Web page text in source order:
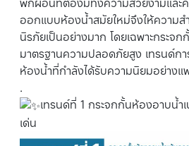
ออกแบบห้องน้ำสมัยใหม่จึงให้ความส
นิรภัยเป็นอย่างมาก โดยเฉพาะกระจ
มาตรฐานความปลอดภัยสูง เทรนด์กา
ห้องน้ำที่กำลังได้รับความนิยมอย่างแ
.
เทรนด์ที่ 1 กระจกกั้นห้องอาบน้ำ
เด่น